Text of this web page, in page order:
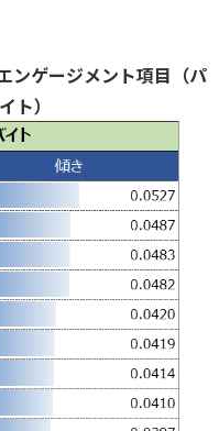
ンゲージメント項目（パ
ト）